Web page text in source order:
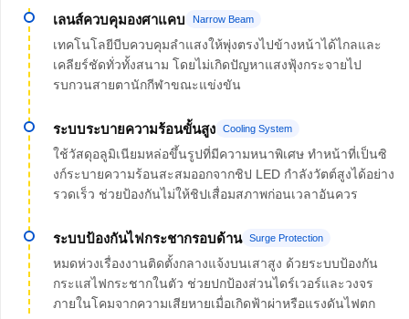
เลนส์ควบคุมองศาแคบ Narrow Beam
เทคโนโลยีบีบควบคุมลำแสงให้พุ่งตรงไปข้างหน้าได้ไกลและ
เคลียร์ชัดทั่วทั้งสนาม โดยไม่เกิดปัญหาแสงฟุ้งกระจายไป
รบกวนสายตานักกีฬาขณะแข่งขัน
ระบบระบายความร้อนขั้นสูง Cooling System
ใช้วัสดุอลูมิเนียมหล่อขึ้นรูปที่มีความหนาพิเศษ ทำหน้าที่เป็นซิ
งก์ระบายความร้อนสะสมออกจากชิป LED กำลังวัตต์สูงได้อย่าง
รวดเร็ว ช่วยป้องกันไม่ให้ชิปเสื่อมสภาพก่อนเวลาอันควร
ระบบป้องกันไฟกระชากรอบด้าน Surge Protection
หมดห่วงเรื่องงานติดตั้งกลางแจ้งบนเสาสูง ด้วยระบบป้องกัน
กระแสไฟกระชากในตัว ช่วยปกป้องส่วนไดร์เวอร์และวงจร
ภายในโคมจากความเสียหายเมื่อเกิดฟ้าผ่าหรือแรงดันไฟตก